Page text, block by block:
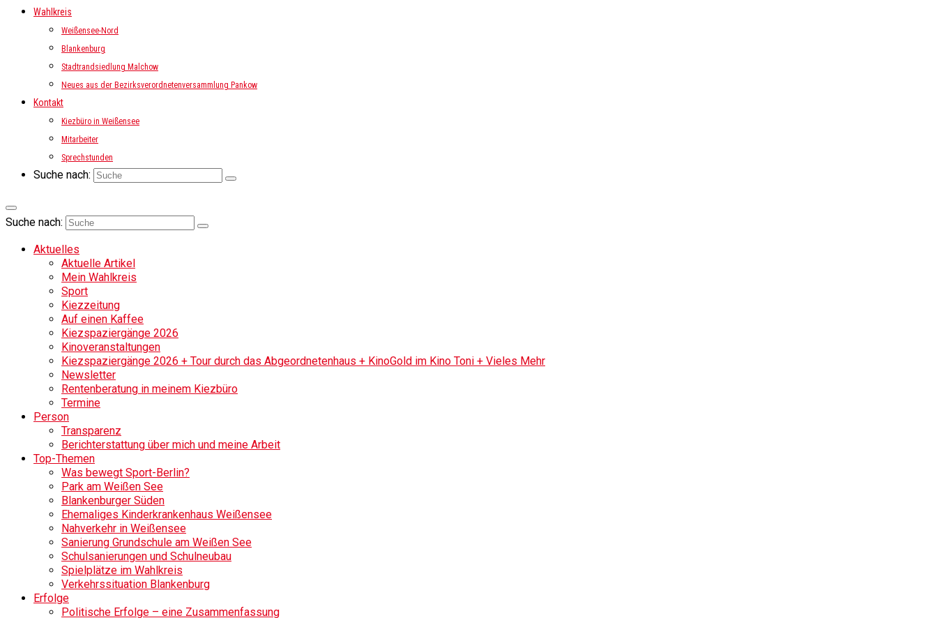
Wahlkreis
Weißensee-Nord
Blankenburg
Stadtrandsiedlung Malchow
Neues aus der Bezirksverordnetenversammlung Pankow
Kontakt
Kiezbüro in Weißensee
Mitarbeiter
Sprechstunden
Suche nach:
Suche nach:
Aktuelles
Aktuelle Artikel
Mein Wahlkreis
Sport
Kiezzeitung
Auf einen Kaffee
Kiezspaziergänge 2026
Kinoveranstaltungen
Kiezspaziergänge 2026 + Tour durch das Abgeordnetenhaus + KinoGold im Kino Toni + Vieles Mehr
Newsletter
Rentenberatung in meinem Kiezbüro
Termine
Person
Transparenz
Berichterstattung über mich und meine Arbeit
Top-Themen
Was bewegt Sport-Berlin?
Park am Weißen See
Blankenburger Süden
Ehemaliges Kinderkrankenhaus Weißensee
Nahverkehr in Weißensee
Sanierung Grundschule am Weißen See
Schulsanierungen und Schulneubau
Spielplätze im Wahlkreis
Verkehrssituation Blankenburg
Erfolge
Politische Erfolge – eine Zusammenfassung